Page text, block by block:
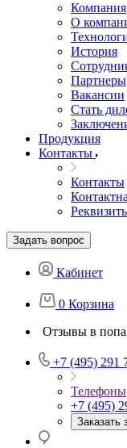
Компания
О
История
Партнеры
Вакансии
Стать
Продукция
Контакты
Контакты
Задать вопрос
Кабинет
0 Корзина
Отзывы в
+7 (495) 291
Телефоны
+7 (495)
Заказать